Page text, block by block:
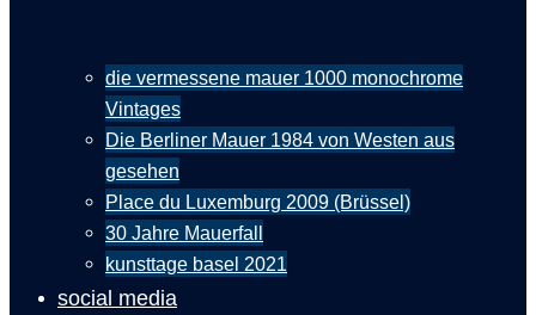
die vermessene mauer 1000 monochrome
Vintages
Die Berliner Mauer 1984 von Westen aus
gesehen
Place du Luxemburg 2009 (Brüssel)
30 Jahre Mauerfall
kunsttage basel 2021
social media